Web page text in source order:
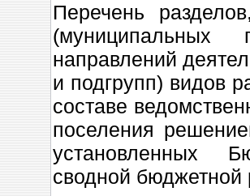
Перечень
(муниципальных
направлений
и подгрупп) видов
составе
поселения
установленных
сводной